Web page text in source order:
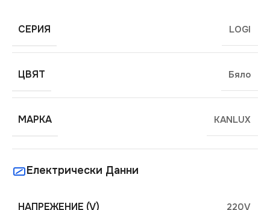
СЕРИЯ LOGI
ЦВЯТ Бяло
МАРКА KANLUX
Електрически Данни
НАПРЕЖЕНИЕ (V) 220V